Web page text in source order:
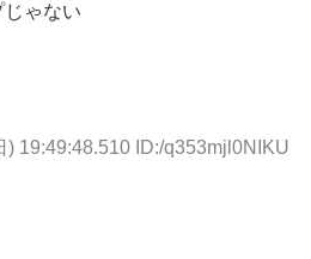
ゃない
) 19:49:48.510 ID:/q353mjl0NIKU